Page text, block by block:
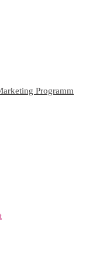
Programm